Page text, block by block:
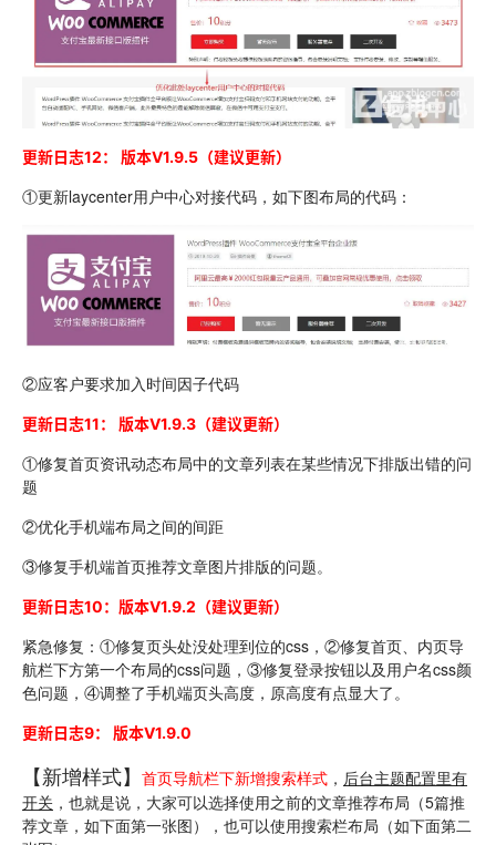
更新日志12： 版本V1.9.5（建议更新）
①更新laycenter用户中心对接代码，如下图布局的代码：
②应客户要求加入时间因子代码
更新日志11： 版本V1.9.3（建议更新）
①修复首页资讯动态布局中的文章列表在某些情况下排版出错的问
题
②优化手机端布局之间的间距
③修复手机端首页推荐文章图片排版的问题。
更新日志10： 版本V1.9.2（建议更新）
紧急修复：①修复页头处没处理到位的css，②修复首页、内页导
航栏下方第一个布局的css问题，③修复登录按钮以及用户名css颜
色问题，④调整了手机端页头高度，原高度有点显大了。
更新日志9： 版本V1.9.0
【新增样式】 首页导航栏下新增搜索样式 ， 后台主题配置里有
开关 ，也就是说，大家可以选择使用之前的文章推荐布局（5篇推
荐文章，如下面第一张图），也可以使用搜索栏布局（如下面第二